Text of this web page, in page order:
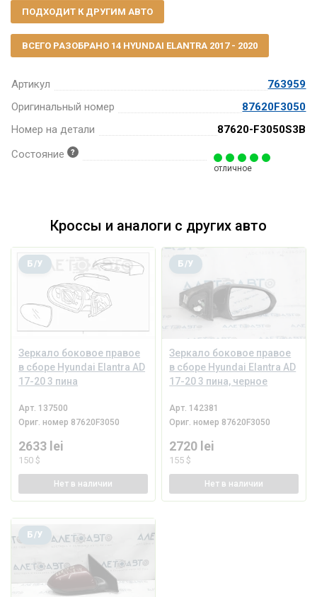
Артикул
763959
Оригинальный номер
87620F3050
Номер на детали
87620-F3050S3B
Состояние
отличное
ПОДХОДИТ К ДРУГИМ АВТО
ВСЕГО РАЗОБРАНО 14 HYUNDAI ELANTRA 2017 - 2020
Кроссы и аналоги с других авто
Зеркало боковое правое
в сборе Hyundai Elantra AD
17-20 3 пина
Б/У
Арт. 137500
Ориг. номер 87620F3050
2633 lei
150 $
Нет в наличии
Зеркало боковое правое
в сборе Hyundai Elantra AD
17-20 3 пина, черное
Б/У
Арт. 142381
Ориг. номер 87620F3050
2720 lei
155 $
Нет в наличии
Б/У